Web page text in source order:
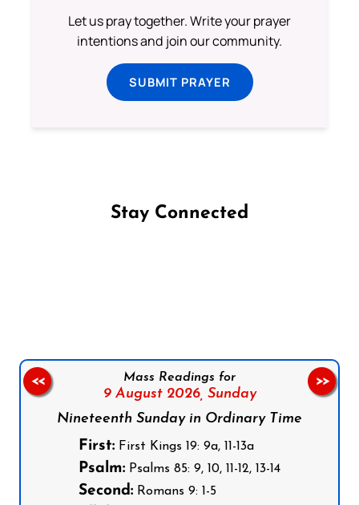
Let us pray together. Write your prayer
intentions and join our community.
SUBMIT PRAYER
Stay Connected
Mass Readings for
9 August 2026, Sunday
Nineteenth Sunday in Ordinary Time
First: First Kings 19: 9a, 11-13a
Psalm: Psalms 85: 9, 10, 11-12, 13-14
Second: Romans 9: 1-5
<< >>